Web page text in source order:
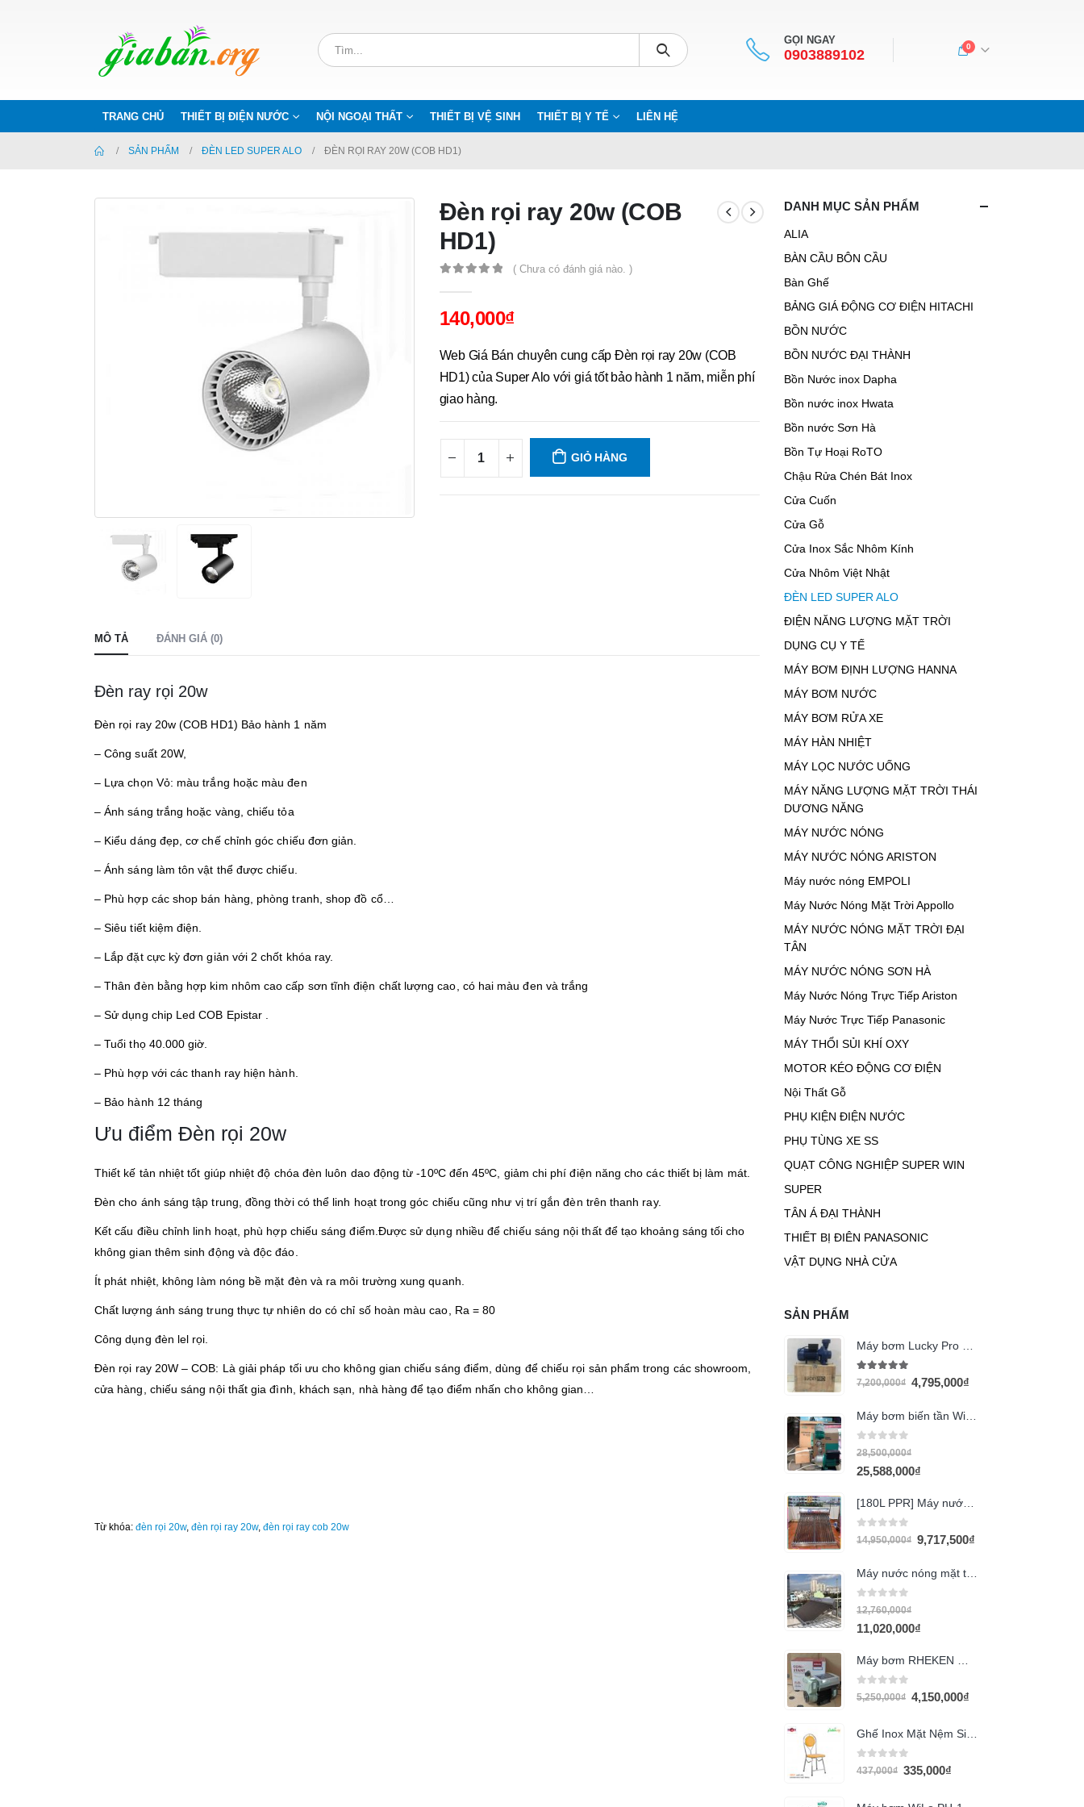
GỌI NGAY
0903889102
0
TRANG CHỦ THIẾT BỊ ĐIỆN NƯỚC NỘI NGOẠI THẤT THIẾT BỊ VỆ SINH THIẾT BỊ Y TẾ LIÊN HỆ
SẢN PHẨM ĐÈN LED SUPER ALO ĐÈN RỌI RAY 20W (COB HD1)
Đèn rọi ray 20w (COB
HD1)
( Chưa có đánh giá nào. )
140,000₫
Web Giá Bán chuyên cung cấp Đèn rọi ray 20w (COB
HD1) của Super Alo với giá tốt bảo hành 1 năm, miễn phí
giao hàng.
GIỎ HÀNG
MÔ TẢ ĐÁNH GIÁ (0)
Đèn ray rọi 20w
Đèn rọi ray 20w (COB HD1) Bảo hành 1 năm
– Công suất 20W,
– Lựa chọn Vỏ: màu trắng hoặc màu đen
– Ánh sáng trắng hoặc vàng, chiếu tỏa
– Kiểu dáng đẹp, cơ chế chỉnh góc chiếu đơn giản.
– Ánh sáng làm tôn vật thể được chiếu.
– Phù hợp các shop bán hàng, phòng tranh, shop đồ cổ…
– Siêu tiết kiệm điện.
– Lắp đặt cực kỳ đơn giản với 2 chốt khóa ray.
– Thân đèn bằng hợp kim nhôm cao cấp sơn tĩnh điện chất lượng cao, có hai màu đen và trắng
– Sử dụng chip Led COB Epistar .
– Tuổi thọ 40.000 giờ.
– Phù hợp với các thanh ray hiện hành.
– Bảo hành 12 tháng
Ưu điểm Đèn rọi 20w
Thiết kế tản nhiệt tốt giúp nhiệt độ chóa đèn luôn dao động từ -10ºC đến 45ºC, giảm chi phí điện năng cho các thiết bị làm mát.
Đèn cho ánh sáng tập trung, đồng thời có thể linh hoạt trong góc chiếu cũng như vị trí gắn đèn trên thanh ray.
Kết cấu điều chỉnh linh hoạt, phù hợp chiếu sáng điểm.Được sử dụng nhiều để chiếu sáng nội thất để tạo khoảng sáng tối cho
không gian thêm sinh động và độc đáo.
Ít phát nhiệt, không làm nóng bề mặt đèn và ra môi trường xung quanh.
Chất lượng ánh sáng trung thực tự nhiên do có chỉ số hoàn màu cao, Ra = 80
Công dụng đèn lel rọi.
Đèn rọi ray 20W – COB: Là giải pháp tối ưu cho không gian chiếu sáng điểm, dùng để chiếu rọi sản phẩm trong các showroom,
cửa hàng, chiếu sáng nội thất gia đình, khách sạn, nhà hàng để tạo điểm nhấn cho không gian…
Từ khóa: đèn rọi 20w, đèn rọi ray 20w, đèn rọi ray cob 20w
DANH MỤC SẢN PHẨM
ALIA
BÀN CẦU BÔN CẦU
Bàn Ghế
BẢNG GIÁ ĐỘNG CƠ ĐIỆN HITACHI
BỒN NƯỚC
BỒN NƯỚC ĐẠI THÀNH
Bồn Nước inox Dapha
Bồn nước inox Hwata
Bồn nước Sơn Hà
Bồn Tự Hoại RoTO
Chậu Rửa Chén Bát Inox
Cửa Cuốn
Cửa Gỗ
Cửa Inox Sắc Nhôm Kính
Cửa Nhôm Việt Nhật
ĐÈN LED SUPER ALO
ĐIỆN NĂNG LƯỢNG MẶT TRỜI
DỤNG CỤ Y TẾ
MÁY BƠM ĐỊNH LƯỢNG HANNA
MÁY BƠM NƯỚC
MÁY BƠM RỬA XE
MÁY HÀN NHIỆT
MÁY LỌC NƯỚC UỐNG
MÁY NĂNG LƯỢNG MẶT TRỜI THÁI
DƯƠNG NĂNG
MÁY NƯỚC NÓNG
MÁY NƯỚC NÓNG ARISTON
Máy nước nóng EMPOLI
Máy Nước Nóng Mặt Trời Appollo
MÁY NƯỚC NÓNG MẶT TRỜI ĐẠI
TÂN
MÁY NƯỚC NÓNG SƠN HÀ
Máy Nước Nóng Trực Tiếp Ariston
Máy Nước Trực Tiếp Panasonic
MÁY THỔI SỦI KHÍ OXY
MOTOR KÉO ĐỘNG CƠ ĐIỆN
Nội Thất Gỗ
PHỤ KIỆN ĐIỆN NƯỚC
PHỤ TÙNG XE SS
QUẠT CÔNG NGHIỆP SUPER WIN
SUPER
TÂN Á ĐẠI THÀNH
THIẾT BỊ ĐIÊN PANASONIC
VẬT DỤNG NHÀ CỬA
SẢN PHẨM
5.00out of 5
7,200,000₫ 4,795,000₫
0 out of 5
28,500,000₫
25,588,000₫
0 out of 5
14,950,000₫ 9,717,500₫
0 out of 5
12,760,000₫
11,020,000₫
0 out of 5
5,250,000₫ 4,150,000₫
0out of 5
437,000₫ 335,000₫